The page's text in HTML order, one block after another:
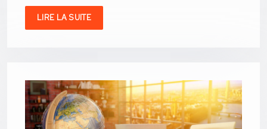
LIRE LA SUITE